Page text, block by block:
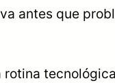
antes que